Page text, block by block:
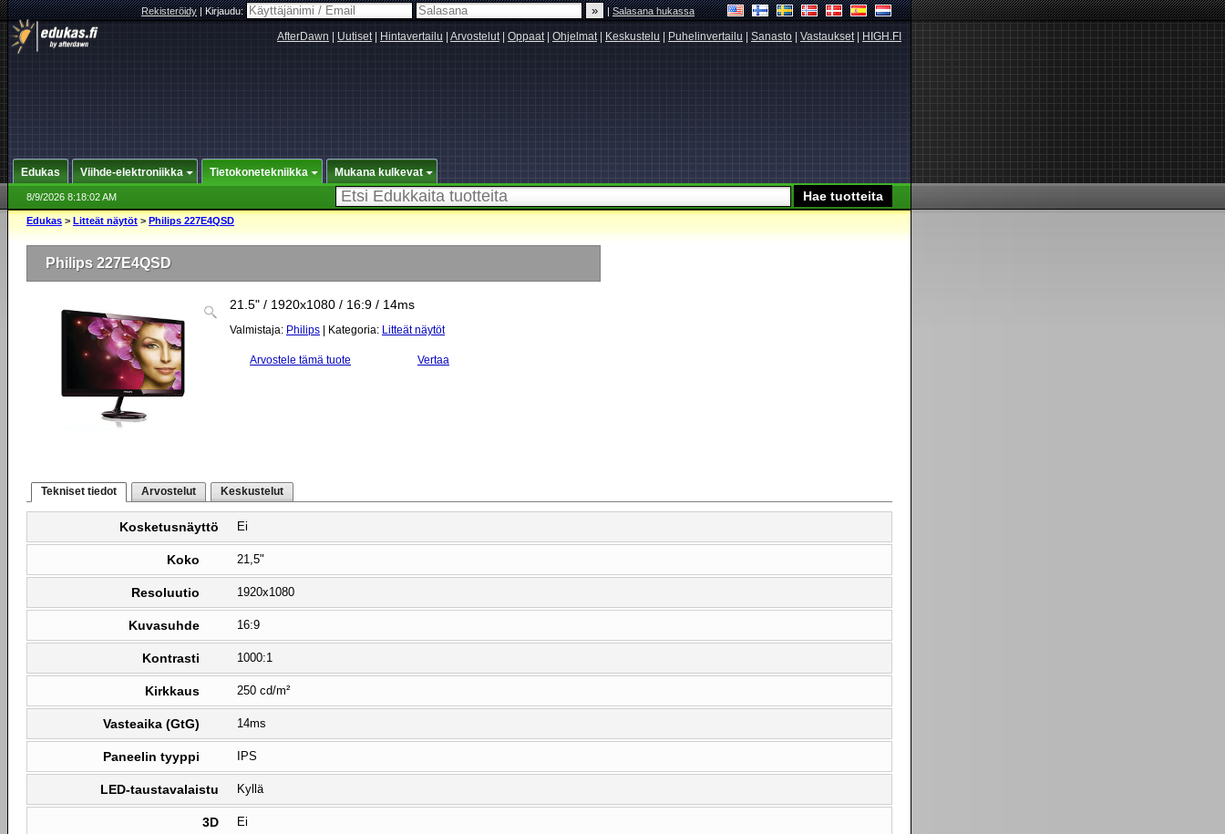
Rekisteröidy|Kirjaudu: |Salasana hukassa
AfterDawn Uutiset| Hintavertailu Arvostelut| Oppaat| Ohjelmat| Keskustelu Puhelinvertailu Sanasto Vastaukset| HIGH.FI
Edukas Viihde-elektroniikka Tietokonetekniikka Mukana kulkevat
8/9/2026 8:18:02 AM
Edukas > Litteät näytöt > Philips 227E4QSD
Philips 227E4QSD
21.5" / 1920x1080 / 16:9 / 14ms
Valmistaja: Philips | Kategoria: Litteät näytöt
Arvostele tämä tuote Vertaa
Tekniset tiedot Arvostelut Keskustelut
Kosketusnäyttö Ei
Koko 21,5"
Resoluutio 1920x1080
Kuvasuhde 16:9
Kontrasti 1000:1
Kirkkaus 250 cd/m²
Vasteaika (GtG) 14ms
Paneelin tyyppi IPS
LED-taustavalaistu Kyllä
3D Ei